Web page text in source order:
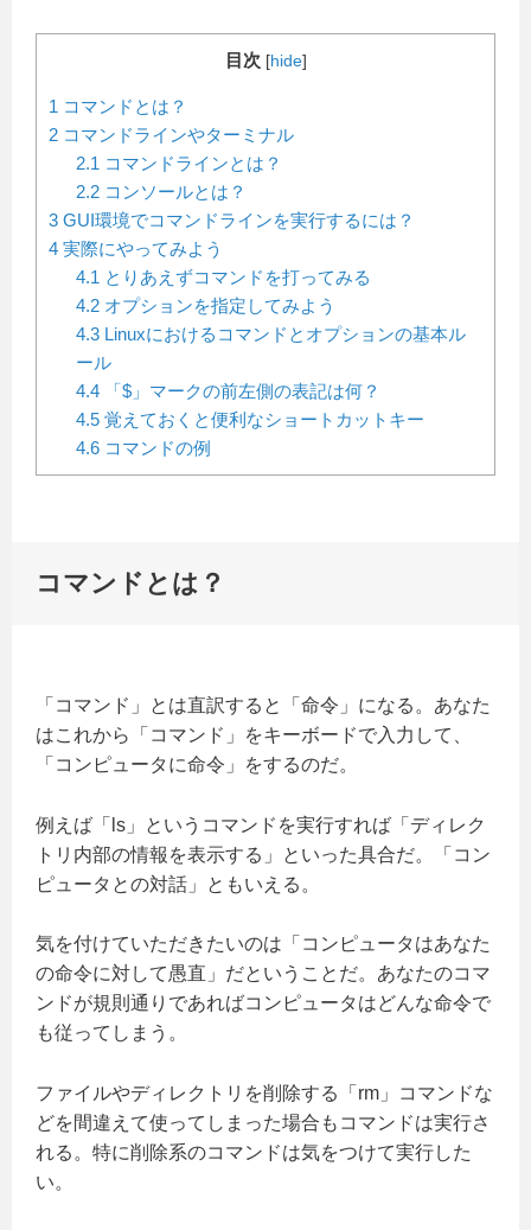
目次 [hide]
1 コマンドとは？
2 コマンドラインやターミナル
2.1 コマンドラインとは？
2.2コンソールとは？
3 GUI環境でコマンドラインを実行するには？
4 実際にやってみよう
4.1 とりあえずコマンドを打ってみる
4.2オプションを指定してみよう
4.3Linuxにおけるコマンドとオプションの基本ル
ール
4.4「$」マークの前左側の表記は何？
4.5覚えておくと便利なショートカットキー
4.6コマンドの例
コマンドとは？
「コマンド」とは直訳すると「命令」になる。あなた
はこれから「コマンド」をキーボードで入力して、
「コンピュータに命令」をするのだ。
例えば「ls」というコマンドを実行すれば「ディレク
トリ内部の情報を表示する」といった具合だ。「コン
ピュータとの対話」ともいえる。
気を付けていただきたいのは「コンピュータはあなた
の命令に対して愚直」だということだ。あなたのコマ
ンドが規則通りであればコンピュータはどんな命令で
も従ってしまう。
ファイルやディレクトリを削除する「rm」コマンドな
どを間違えて使ってしまった場合もコマンドは実行さ
れる。特に削除系のコマンドは気をつけて実行した
い。